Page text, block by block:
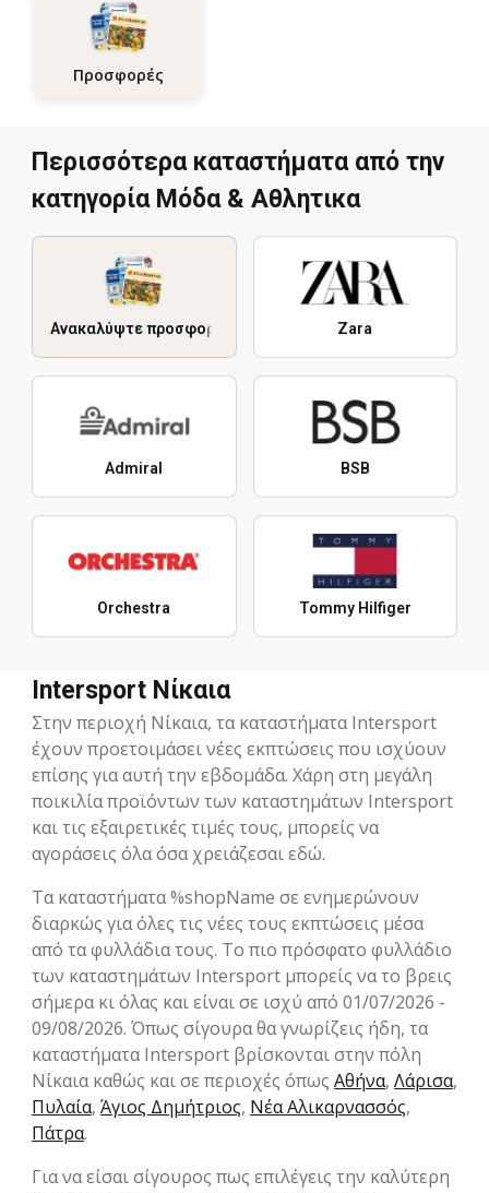
Προσφορές
Περισσότερα καταστήματα από την
κατηγορία Μόδα & Aθλητικα
Ανακαλύψτε προσφορές Zara
Admiral BSB
Orchestra Tommy Hilfiger
Intersport Νίκαια
Στην περιοχή Νίκαια, τα καταστήματα Intersport
έχουν προετοιμάσει νέες εκπτώσεις που ισχύουν
επίσης για αυτή την εβδομάδα. Χάρη στη μεγάλη
ποικιλία προϊόντων των καταστημάτων Intersport
και τις εξαιρετικές τιμές τους, μπορείς να
αγοράσεις όλα όσα χρειάζεσαι εδώ.
Τα καταστήματα %shopName σε ενημερώνουν
διαρκώς για όλες τις νέες τους εκπτώσεις μέσα
από τα φυλλάδια τους. Το πιο πρόσφατο φυλλάδιο
των καταστημάτων Intersport μπορείς να το βρεις
σήμερα κι όλας και είναι σε ισχύ από 01/07/2026 -
09/08/2026. Όπως σίγουρα θα γνωρίζεις ήδη, τα
καταστήματα Intersport βρίσκονται στην πόλη
Νίκαια καθώς και σε περιοχές όπως Αθήνα, Λάρισα,
Πυλαία, Άγιος Δημήτριος, Νέα Αλικαρνασσός,
Πάτρα.
Για να είσαι σίγουρος πως επιλέγεις την καλύτερη